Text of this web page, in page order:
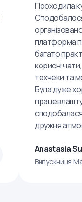
Проходила
платформа
багато
корисні
техчеки та
Була дуже
дружня
Anastasia
Випускниця